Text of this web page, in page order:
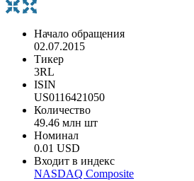
Начало обращения
02.07.2015
Тикер
3RL
ISIN
US0116421050
Количество
49.46 млн шт
Номинал
0.01 USD
Входит в индекс
NASDAQ Composite